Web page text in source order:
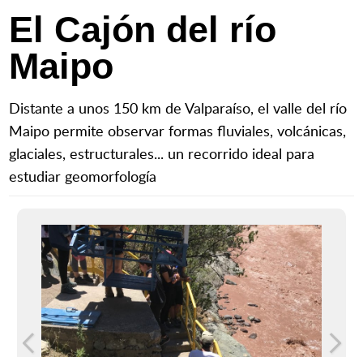
El Cajón del río
Maipo
Distante a unos 150 km de Valparaíso, el valle del río
Maipo permite observar formas fluviales, volcánicas,
glaciales, estructurales... un recorrido ideal para
estudiar geomorfología